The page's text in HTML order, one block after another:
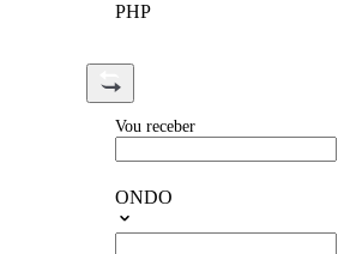
PHP
Vou receber
ONDO